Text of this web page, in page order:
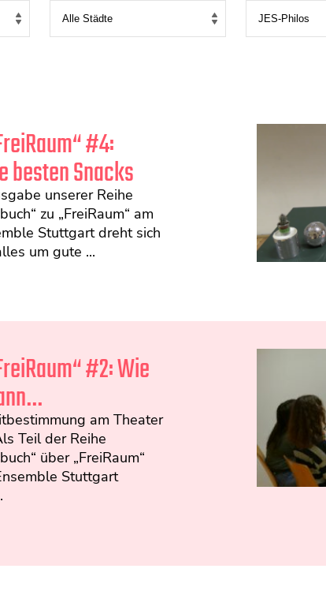
#4:
besten Snacks
unserer Reihe
zu „FreiRaum“ am
Stuttgart dreht sich
um gute ...
#2: Wie
am Theater
Teil der Reihe
über „FreiRaum“
Stuttgart